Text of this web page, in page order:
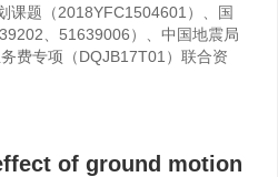
课题（2018YFC1504601）、国
、51639006）、中国地震局
费专项（DQJB17T01）联合资
of ground motion